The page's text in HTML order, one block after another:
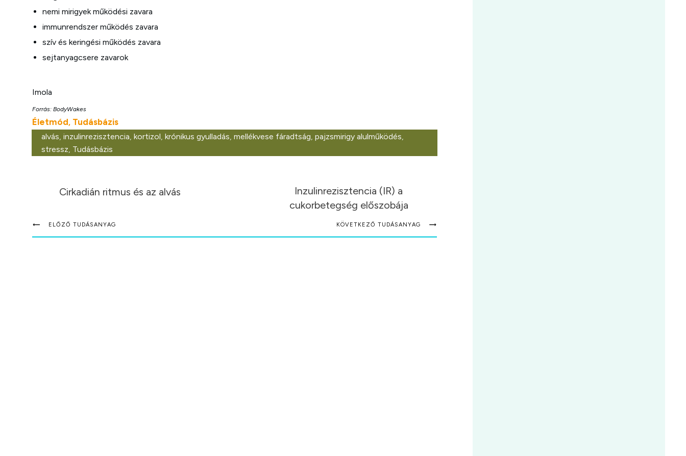
nemi mirigyek működési zavara
immunrendszer működés zavara
szív és keringési működés zavara
sejtanyagcsere zavarok
Imola
Forrás: BodyWakes
Életmód, Tudásbázis
alvás, inzulinrezisztencia, kortizol, krónikus gyulladás, mellékvese fáradtság, pajzsmirigy alulműködés,
stressz, Tudásbázis
Cirkadián ritmus és az alvás
Inzulinrezisztencia (IR) a
cukorbetegség előszobája
ELŐZŐ TUDÁSANYAG KÖVETKEZŐ TUDÁSANYAG